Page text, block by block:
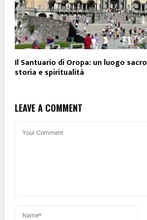
Il Santuario di Oropa: un luogo
storia e spiritualità
LEAVE A COMMENT